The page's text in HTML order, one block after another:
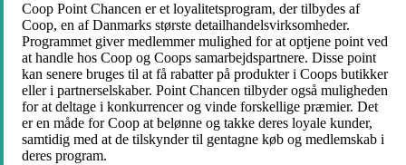
Coop Point Chancen er et loyalitetsprogram, der tilbydes af
Coop, en af Danmarks største detailhandelsvirksomheder.
Programmet giver medlemmer mulighed for at optjene point ved
at handle hos Coop og Coops samarbejdspartnere. Disse point
kan senere bruges til at få rabatter på produkter i Coops butikker
eller i partnerselskaber. Point Chancen tilbyder også muligheden
for at deltage i konkurrencer og vinde forskellige præmier. Det
er en måde for Coop at belønne og takke deres loyale kunder,
samtidig med at de tilskynder til gentagne køb og medlemskab i
deres program.